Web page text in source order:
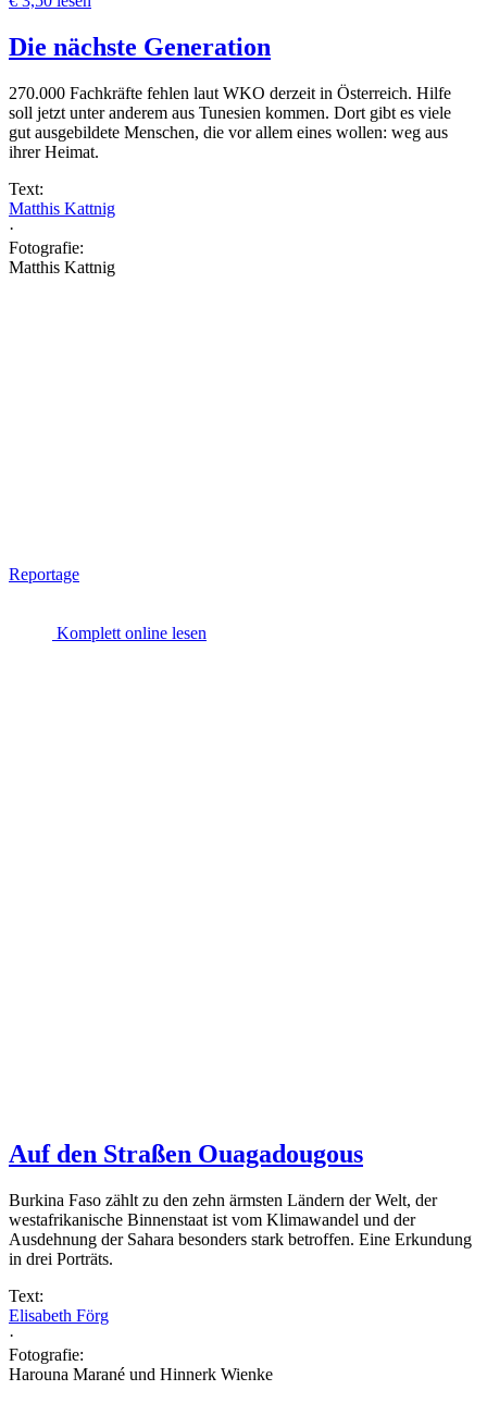
Die nächste Generation
270.000 Fachkräfte fehlen laut WKO derzeit in Österreich. Hilfe
soll jetzt unter anderem aus Tunesien kommen. Dort gibt es viele
gut ausge­bildete Menschen, die vor allem eines wollen: weg aus
ihrer Heimat.
Text:
Matthis Kattnig
·
Fotografie:
Matthis Kattnig
Reportage
Komplett online lesen
Auf den Straßen Ouagadougous
Burkina Faso zählt zu den zehn ärmsten Ländern der Welt, der
westafrikanische Binnenstaat ist vom Klimawandel und der
Ausdehnung der Sahara besonders stark betroffen. Eine Erkundung
in drei Porträts.
Text:
Elisabeth Förg
·
Fotografie:
Harouna Marané und Hinnerk Wienke